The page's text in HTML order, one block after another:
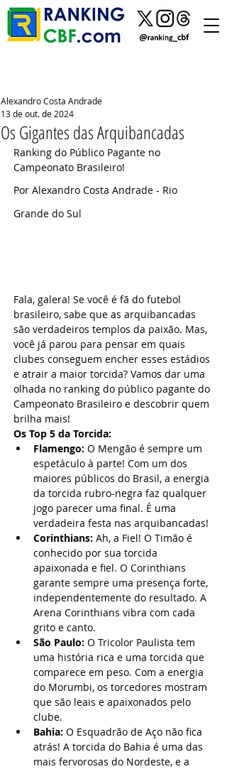
Os Gigantes das Arquibancadas
Alexandro Costa Andrade
13 de out. de 2024
Ranking do Público Pagante no
Campeonato Brasileiro!
Por Alexandro Costa Andrade - Rio
Grande do Sul
Fala, galera! Se você é fã do futebol
brasileiro, sabe que as arquibancadas
são verdadeiros templos da paixão. Mas,
você já parou para pensar em quais
clubes conseguem encher esses estádios
e atrair a maior torcida? Vamos dar uma
olhada no ranking do público pagante do
Campeonato Brasileiro e descobrir quem
brilha mais!
Os Top 5 da Torcida:
Flamengo: O Mengão é sempre um
espetáculo à parte! Com um dos
maiores públicos do Brasil, a energia
da torcida rubro-negra faz qualquer
jogo parecer uma final. É uma
verdadeira festa nas arquibancadas!
Corinthians: Ah, a Fiel! O Timão é
conhecido por sua torcida
apaixonada e fiel. O Corinthians
garante sempre uma presença forte,
independentemente do resultado. A
Arena Corinthians vibra com cada
grito e canto.
São Paulo: O Tricolor Paulista tem
uma história rica e uma torcida que
comparece em peso. Com a energia
do Morumbi, os torcedores mostram
que são leais e apaixonados pelo
clube.
Bahia: O Esquadrão de Aço não fica
atrás! A torcida do Bahia é uma das
mais fervorosas do Nordeste, e a